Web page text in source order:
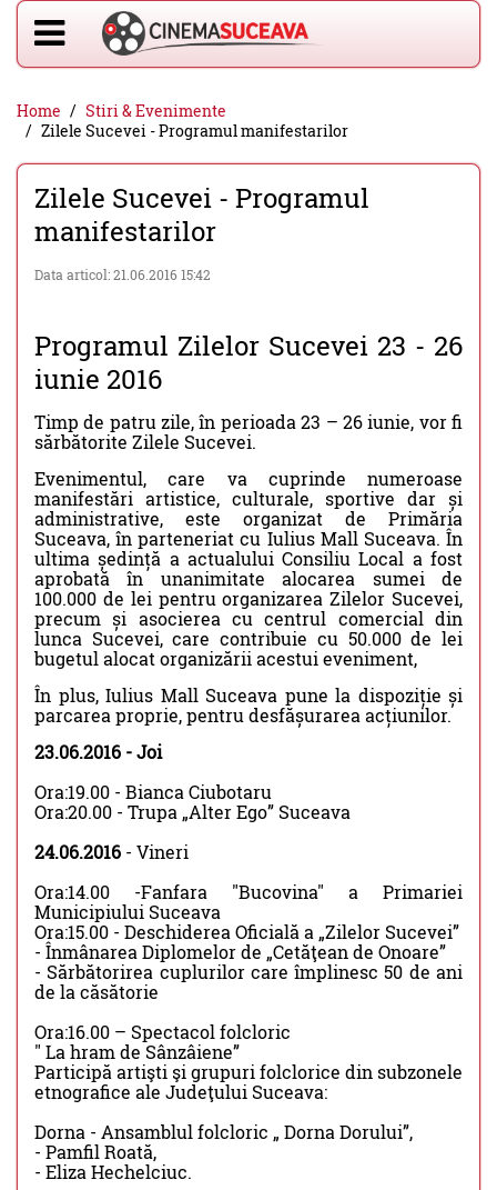
Home
Stiri & Evenimente
Zilele Sucevei - Programul manifestarilor
Zilele Sucevei - Programul
manifestarilor
Data articol: 21.06.2016 15:42
Programul Zilelor Sucevei 23 - 26
iunie 2016
Timp de patru zile, în perioada 23 – 26 iunie, vor fi
sărbătorite Zilele Sucevei.
Evenimentul, care va cuprinde numeroase
manifestări artistice, culturale, sportive dar și
administrative, este organizat de Primăria
Suceava, în parteneriat cu Iulius Mall Suceava. În
ultima ședință a actualului Consiliu Local a fost
aprobată în unanimitate alocarea sumei de
100.000 de lei pentru organizarea Zilelor Sucevei,
precum și asocierea cu centrul comercial din
lunca Sucevei, care contribuie cu 50.000 de lei
bugetul alocat organizării acestui eveniment,
În plus, Iulius Mall Suceava pune la dispoziție și
parcarea proprie, pentru desfășurarea acțiunilor.
23.06.2016 - Joi
Ora:19.00 - Bianca Ciubotaru
Ora:20.00 - Trupa „Alter Ego” Suceava
24.06.2016 - Vineri
Ora:14.00 -Fanfara "Bucovina" a Primariei
Municipiului Suceava
Ora:15.00 - Deschiderea Oficială a „Zilelor Sucevei”
- Înmânarea Diplomelor de „Cetăţean de Onoare”
- Sărbătorirea cuplurilor care împlinesc 50 de ani
de la căsătorie
Ora:16.00 – Spectacol folcloric
" La hram de Sânzâiene”
Participă artişti şi grupuri folclorice din subzonele
etnografice ale Judeţului Suceava:
Dorna - Ansamblul folcloric „ Dorna Dorului”,
- Pamfil Roată,
- Eliza Hechelciuc.